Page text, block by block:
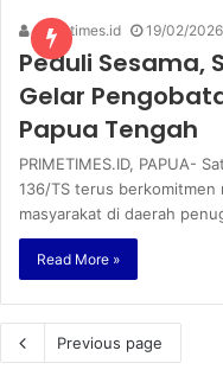
primetimes.id 19/02/2026
Peduli Sesama,
Gelar
Papua Tengah
PRIMETIMES.ID, PAPUA-
136/TS terus berkomitmen
masyarakat di daerah
Read More »
Previous page